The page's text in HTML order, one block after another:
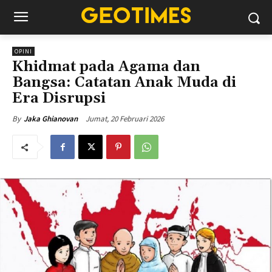
OPINI
Khidmat pada Agama dan
Bangsa: Catatan Anak Muda di
Era Disrupsi
By Jaka Ghianovan Jumat, 20 Februari 2026